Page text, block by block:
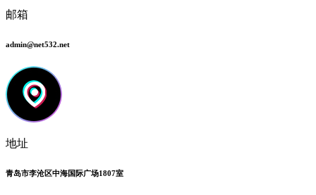
邮箱
admin@net532.net
地址
青岛市李沧区中海国际广场1807室